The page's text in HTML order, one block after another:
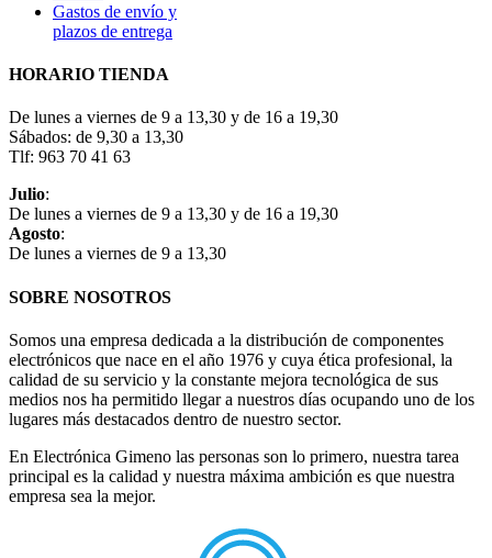
Gastos de envío y
plazos de entrega
HORARIO TIENDA
De lunes a viernes de 9 a 13,30 y de 16 a 19,30
Sábados: de 9,30 a 13,30
Tlf: 963 70 41 63
Julio:
De lunes a viernes de 9 a 13,30 y de 16 a 19,30
Agosto:
De lunes a viernes de 9 a 13,30
SOBRE NOSOTROS
Somos una empresa dedicada a la distribución de componentes
electrónicos que nace en el año 1976 y cuya ética profesional, la
calidad de su servicio y la constante mejora tecnológica de sus
medios nos ha permitido llegar a nuestros días ocupando uno de los
lugares más destacados dentro de nuestro sector.
En Electrónica Gimeno las personas son lo primero, nuestra tarea
principal es la calidad y nuestra máxima ambición es que nuestra
empresa sea la mejor.